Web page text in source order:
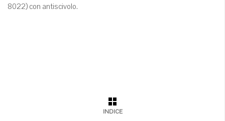
8022) con antiscivolo.
INDICE